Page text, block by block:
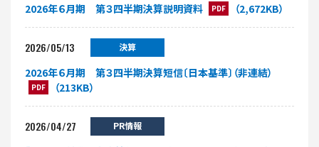
2026年６月期 第３四半期決算説明資料 PDF （2,672KB）
2026/05/13 決算
2026年６月期 第３四半期決算短信〔日本基準〕（非連結）
PDF （213KB）
2026/04/27 PR情報